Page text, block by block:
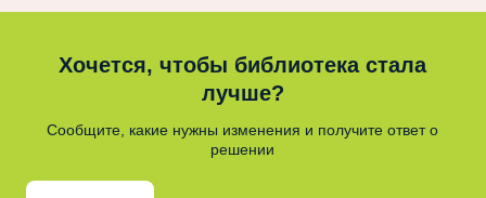
Хочется, чтобы библиотека стала
лучше?
Сообщите, какие нужны изменения и получите ответ о
решении